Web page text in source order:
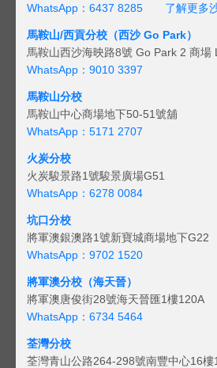
WhatsApp：6437 8285
了解更多
馬鞍山/西貢分校（西沙 Go Park）
馬鞍山西沙海映路8號 Go Park 2 商場
WhatsApp：9010 3397
馬鞍山分校
馬鞍山中心商場地下50-51號舖
WhatsApp：5171 2707
火炭分校
火炭駿景路1號駿景廣場G51
WhatsApp：6278 0084
坑口分校
將軍澳銀澳路1號新寶城商場地下G22
WhatsApp：9702 1520
將軍澳分校（海天晉）
將軍澳唐俊街28號海天晉匯1樓120A
WhatsApp：6734 5464
荃灣分校
荃灣青山公路264-298號南豐中心16樓